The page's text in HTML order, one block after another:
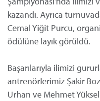
kazandı. Ayrıca
Cemal Yiğit Purcu,
ödülüne layık görüldü.
Başarılarıyla ilimizi
antrenörlerimiz Şakir
Urhan ve Mehmet